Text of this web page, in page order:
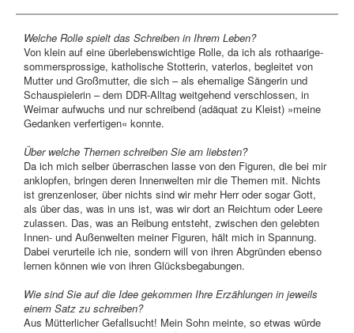
Welche Rolle spielt das Schreiben in Ihrem Leben?
Von klein auf eine überlebenswichtige Rolle, da ich als rothaarige-
sommersprossige, katholische Stotterin, vaterlos, begleitet von
Mutter und Großmutter, die sich – als ehemalige Sängerin und
Schauspielerin – dem DDR-Alltag weitgehend verschlossen, in
Weimar aufwuchs und nur schreibend (adäquat zu Kleist) »meine
Gedanken verfertigen« konnte.
Über welche Themen schreiben Sie am liebsten?
Da ich mich selber überraschen lasse von den Figuren, die bei mir
anklopfen, bringen deren Innenwelten mir die Themen mit. Nichts
ist grenzenloser, über nichts sind wir mehr Herr oder sogar Gott,
als über das, was in uns ist, was wir dort an Reichtum oder Leere
zulassen. Das, was an Reibung entsteht, zwischen den gelebten
Innen- und Außenwelten meiner Figuren, hält mich in Spannung.
Dabei verurteile ich nie, sondern will von ihren Abgründen ebenso
lernen können wie von ihren Glücksbegabungen.
Wie sind Sie auf die Idee gekommen Ihre Erzählungen in jeweils
einem Satz zu schreiben?
Aus Mütterlicher Gefallsucht! Mein Sohn meinte, so etwas würde